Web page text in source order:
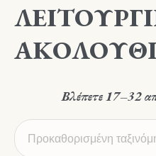
Βλέπετε 17–32